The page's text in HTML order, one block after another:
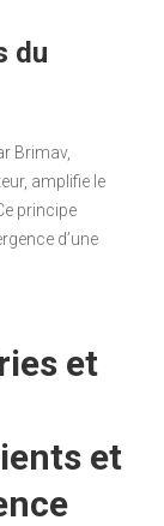
du
Brimav,
amplifie le
principe
d’une
et
et